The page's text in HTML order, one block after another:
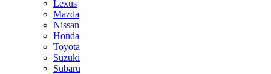
Lexus
Mazda
Nissan
Honda
Toyota
Suzuki
Subaru